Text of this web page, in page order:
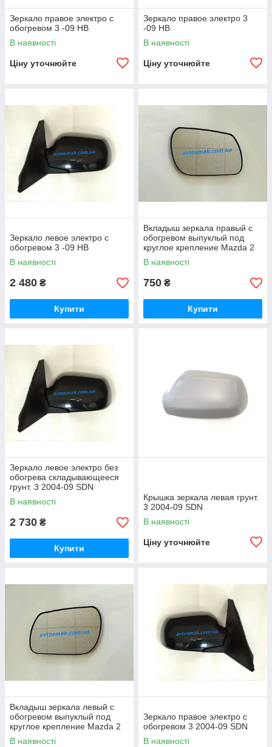
Зеркало правое электро с
обогревом 3 -09 HB
В наявності
Ціну уточнюйте
Зеркало правое электро 3
-09 HB
В наявності
Ціну уточнюйте
Зеркало левое электро с
обогревом 3 -09 HB
В наявності
2 480 ₴
Купити
Вкладыш зеркала правый с
обогревом выпуклый под
круглое крепление Mazda 2
Mazda 3 2004-09
В наявності
750 ₴
Купити
Зеркало левое электро без
обогрева складывающееся
грунт. 3 2004-09 SDN
В наявності
2 730 ₴
Купити
Крышка зеркала левая грунт.
3 2004-09 SDN
В наявності
Ціну уточнюйте
Вкладыш зеркала левый с
обогревом выпуклый под
круглое крепление Mazda 2
Mazda 3 2004-09 SDN
В наявності
Зеркало правое электро с
обогревом 3 2004-09 SDN
В наявності